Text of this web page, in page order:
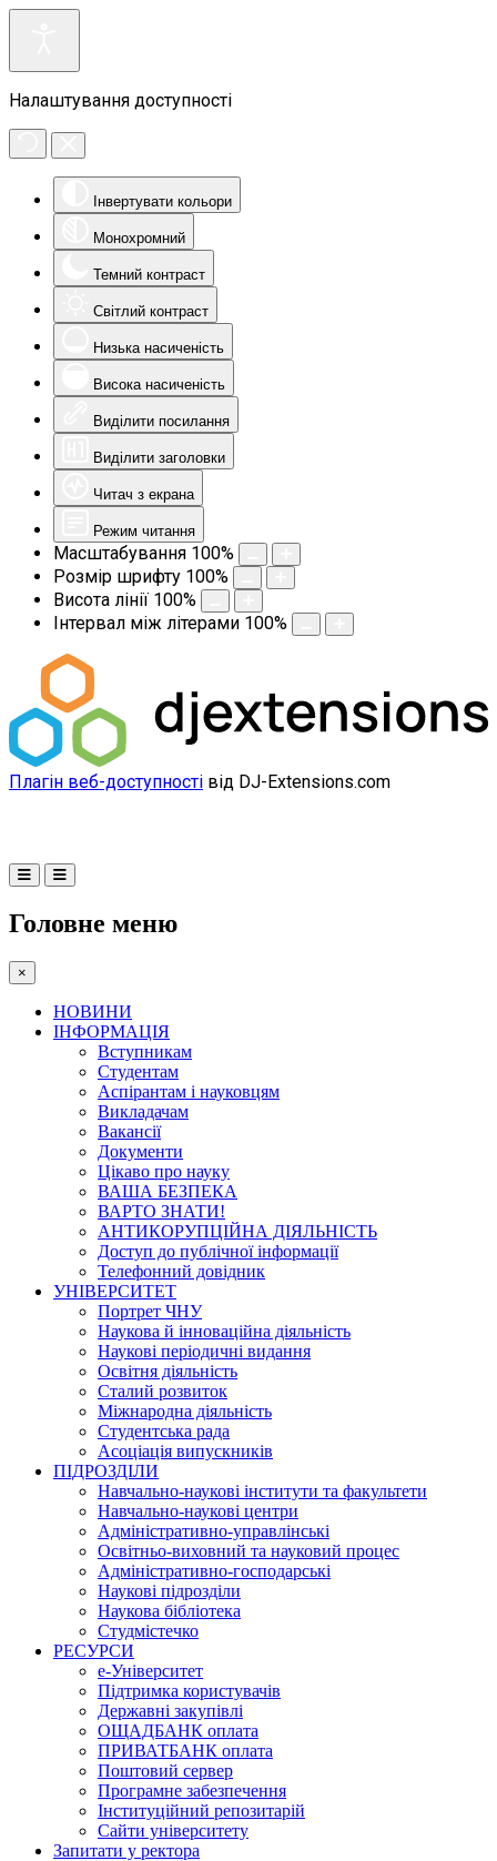
Налаштування доступності
Інвертувати кольори
Монохромний
Темний контраст
Світлий контраст
Низька насиченість
Висока насиченість
Виділити посилання
Виділити заголовки
Читач з екрана
Режим читання
Масштабування 100%
Розмір шрифту 100%
Висота лінії 100%
Інтервал між літерами 100%
Плагін веб-доступності від DJ-Extensions.com
Головне меню
×
НОВИНИ
ІНФОРМАЦІЯ
Вступникам
Студентам
Аспірантам і науковцям
Викладачам
Вакансії
Документи
Цікаво про науку
ВАША БЕЗПЕКА
ВАРТО ЗНАТИ!
АНТИКОРУПЦІЙНА ДІЯЛЬНІСТЬ
Доступ до публічної інформації
Телефонний довідник
УНІВЕРСИТЕТ
Портрет ЧНУ
Наукова й інноваційна діяльність
Наукові періодичні видання
Освітня діяльність
Сталий розвиток
Міжнародна діяльність
Студентська рада
Асоціація випускників
ПІДРОЗДІЛИ
Навчально-наукові інститути та факультети
Навчально-наукові центри
Адміністративно-управлінські
Освітньо-виховний та науковий процес
Адміністративно-господарські
Наукові підрозділи
Наукова бібліотека
Студмістечко
РЕСУРСИ
е-Університет
Підтримка користувачів
Державні закупівлі
ОЩАДБАНК оплата
ПРИВАТБАНК оплата
Поштовий сервер
Програмне забезпечення
Інституційний репозитарій
Сайти університету
Запитати у ректора